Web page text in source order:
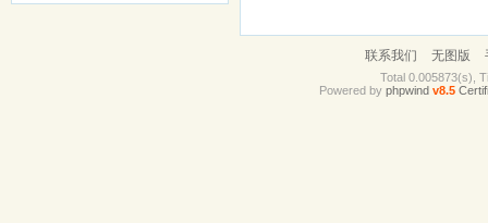
联系我们 无图版
Total 0.005873(s),
Powered by phpwind v8.5